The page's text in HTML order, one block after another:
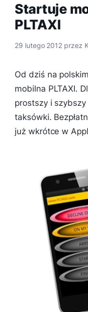
Startuje
PLTAXI
29 lutego 2012 przez
Od dziś na
mobilna PLTAXI.
prostszy i
taksówki.
już wkrótce w